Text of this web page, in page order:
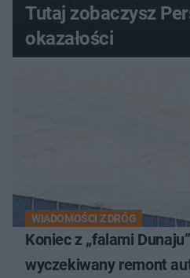
Tutaj zobaczysz
okazałości
WIADOMOŚCI Z DRÓG
Koniec z „falami
wyczekiwany remont